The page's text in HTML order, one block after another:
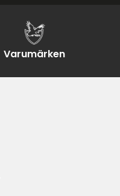
Varumärken